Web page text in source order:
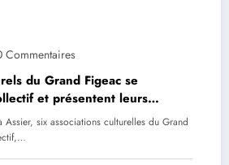
Commentaires
du Grand Figeac se
et présentent leurs
six associations culturelles du Grand